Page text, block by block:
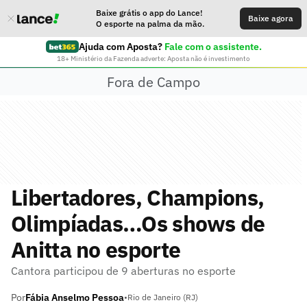
Baixe grátis o app do Lance!
O esporte na palma da mão.
Baixe agora
Ajuda com Aposta? Fale com o assistente.
18+ Ministério da Fazenda adverte: Aposta não é investimento
Fora de Campo
Libertadores, Champions,
Olimpíadas…Os shows de
Anitta no esporte
Cantora participou de 9 aberturas no esporte
PorFábia Anselmo Pessoa•Rio de Janeiro (RJ)